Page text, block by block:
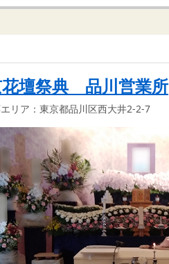
壇祭典 品川営業所
リア： 東京都品川区西大井2-2-7